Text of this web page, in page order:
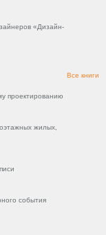
«Дизайн-
Все книги
проектированию
жилых,
события